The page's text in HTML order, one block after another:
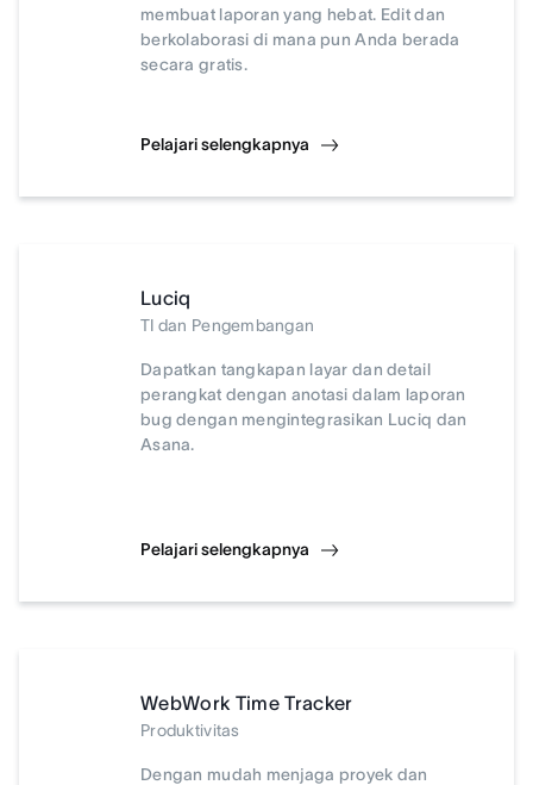
membuat laporan yang hebat. Edit dan
berkolaborasi di mana pun Anda berada
secara gratis.
Pelajari selengkapnya
Luciq
TI dan Pengembangan
Dapatkan tangkapan layar dan detail
perangkat dengan anotasi dalam laporan
bug dengan mengintegrasikan Luciq dan
Asana.
Pelajari selengkapnya
WebWork Time Tracker
Produktivitas
Dengan mudah menjaga proyek dan